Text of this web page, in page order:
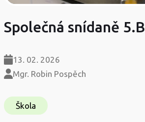
Společná snídaně 5.B
13. 02. 2026
Mgr. Robin Pospěch
Škola